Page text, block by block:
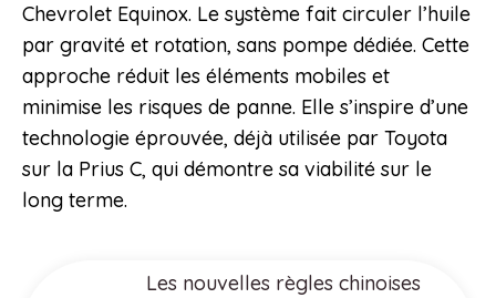
Chevrolet Equinox. Le système fait circuler l’huile
par gravité et rotation, sans pompe dédiée. Cette
approche réduit les éléments mobiles et
minimise les risques de panne. Elle s’inspire d’une
technologie éprouvée, déjà utilisée par Toyota
sur la Prius C, qui démontre sa viabilité sur le
long terme.
Les nouvelles règles chinoises